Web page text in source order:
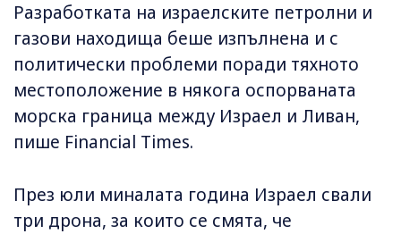
Разработката на израелските петролни и
газови находища беше изпълнена и с
политически проблеми поради тяхното
местоположение в някога оспорваната
морска граница между Израел и Ливан,
пише Financial Times.
През юли миналата година Израел свали
три дрона, за които се смята, че